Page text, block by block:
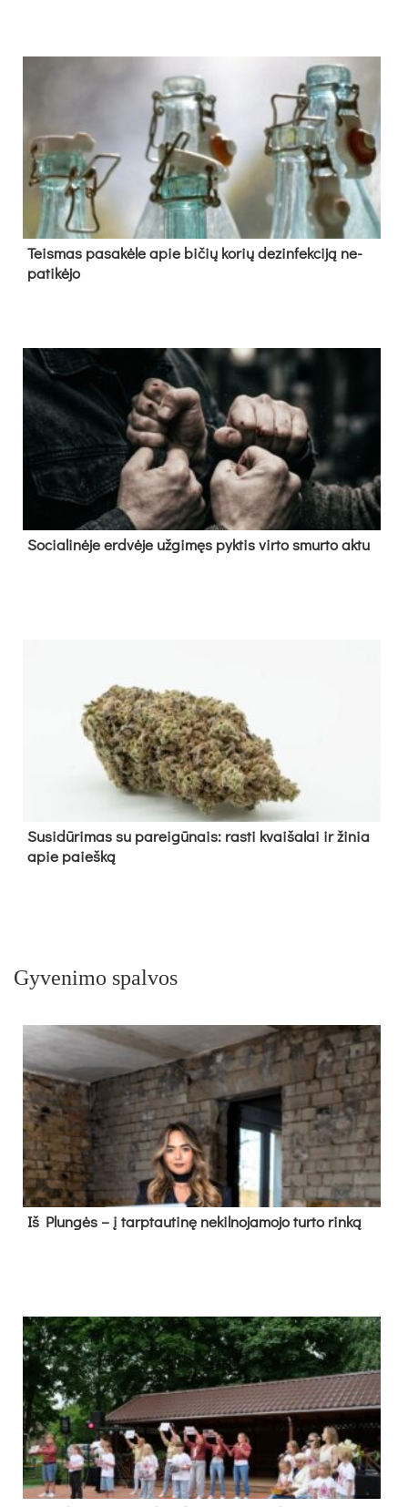
Teis­mas pa­sa­kė­le apie bi­čių ko­rių de­zin­fek­ci­ją ne­
pa­ti­kė­jo
So­cia­li­nė­je erd­vė­je už­gi­męs pyk­tis vir­to smur­to ak­tu
Su­si­dū­ri­mas su pa­rei­gū­nais: ras­ti kvai­ša­lai ir ži­nia
apie paieš­ką
Gyvenimo spalvos
Iš Plungės – į tarptautinę nekilnojamojo turto rinką